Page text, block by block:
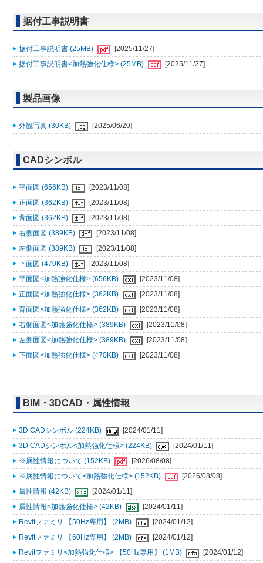
据付工事説明書
据付工事説明書 (25MB)
[2025/11/27]
据付工事説明書<加熱強化仕様> (25MB)
[2025/11/27]
製品画像
外観写真 (30KB) [2025/06/20]
CADシンボル
平面図 (656KB)
[2023/11/08]
正面図 (362KB)
[2023/11/08]
背面図 (362KB)
[2023/11/08]
右側面図 (389KB)
[2023/11/08]
左側面図 (389KB)
[2023/11/08]
下面図 (470KB)
[2023/11/08]
平面図<加熱強化仕様> (656KB)
[2023/11/08]
正面図<加熱強化仕様> (362KB)
[2023/11/08]
背面図<加熱強化仕様> (362KB)
[2023/11/08]
右側面図<加熱強化仕様> (389KB)
[2023/11/08]
左側面図<加熱強化仕様> (389KB)
[2023/11/08]
下面図<加熱強化仕様> (470KB)
[2023/11/08]
BIM・3DCAD・属性情報
3D CADシンボル (224KB)
[2024/01/11]
3D CADシンボル<加熱強化仕様> (224KB)
[2024/01/11]
※属性情報について (152KB)
[2026/08/08]
※属性情報について<加熱強化仕様> (152KB)
[2026/08/08]
属性情報 (42KB)
[2024/01/11]
属性情報<加熱強化仕様> (42KB)
[2024/01/11]
Revitファミリ 【50Hz専用】 (2MB)
[2024/01/12]
Revitファミリ 【60Hz専用】 (2MB)
[2024/01/12]
Revitファミリ<加熱強化仕様> 【50Hz専用】 (1MB)
[2024/01/12]